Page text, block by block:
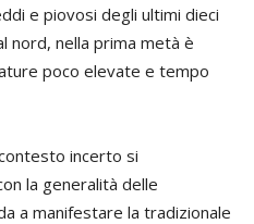
e piovosi degli ultimi dieci
nord, nella prima metà è
poco elevate e tempo
incerto si
la generalità delle
a manifestare la tradizionale